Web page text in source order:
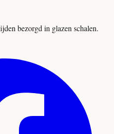
bezorgd in glazen schalen.